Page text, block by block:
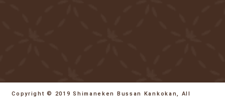
Copyright © 2019 Shimaneken Bussan Kankokan, All